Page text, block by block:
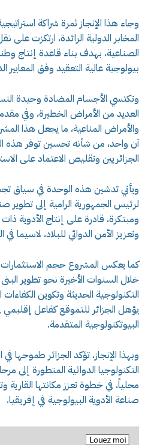
وجاء هذا الإنجاز ثمرة شراكة
المخابر الدولية الرائدة، ارتكزت على
الصناعية، بهدف بناء قاعدة إنتاج
بيولوجية عالية التعقيد وفق المعايير
وتكتسي الأجسام المضادة وحيدة
العديد من الأمراض الخطيرة، وفي
والأمراض المناعية، ما يجعل هذا
آن واحد، من شأنه تحسين توفر هذه
الجزائريين وتقليص الاعتماد على
ويأتي تدشين هذه الوحدة في سياق
لرئيس الجمهورية الرامية إلى تطوير
ومبتكرة، قادرة على إنتاج الأدوية ذات
وتعزيز الأمن الدوائي للبلاد، لاسيما
كما يعكس المشروع حجم
خلال السنوات الأخيرة نحو تطوير
التكنولوجية الحديثة وتكوين
يؤهل الجزائر للتموقع كفاعل
البيوتكنولوجية المتقدمة.
وبهذا الإنجاز، تؤكد الجزائر طموحها
التكنولوجيا الدوائية المتطورة إلى
محلياً، في خطوة تعزز مكانتها القارية
صناعة الأدوية البيولوجية في إفريقيا.